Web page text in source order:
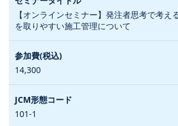
【オンラインセミナー】発注者思考で考え
を取りやすい施工管理について
14,300
101-1